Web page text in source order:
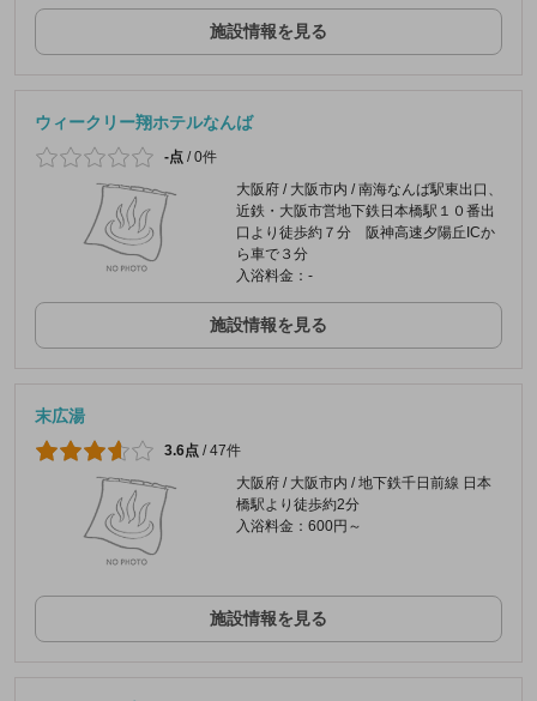
施設情報を見る
ウィークリー翔ホテルなんば
-点 /0件
大阪府 / 大阪市内 / 南海なんば駅東出口、
近鉄・大阪市営地下鉄日本橋駅１０番出
口より徒歩約７分 阪神高速夕陽丘ICか
ら車で３分
入浴料金：-
施設情報を見る
末広湯
3.6点 /47件
大阪府 / 大阪市内 / 地下鉄千日前線 日本
橋駅より徒歩約2分
入浴料金：600円～
施設情報を見る